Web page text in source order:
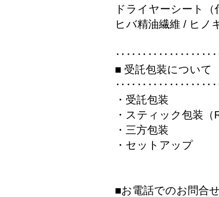
ドライヤーシート
ヒバ精油繊維 / ヒノ
■ 受託包装について
・受託包装
・スティック包装
・三方包装
・セットアップ
■お電話でのお問合